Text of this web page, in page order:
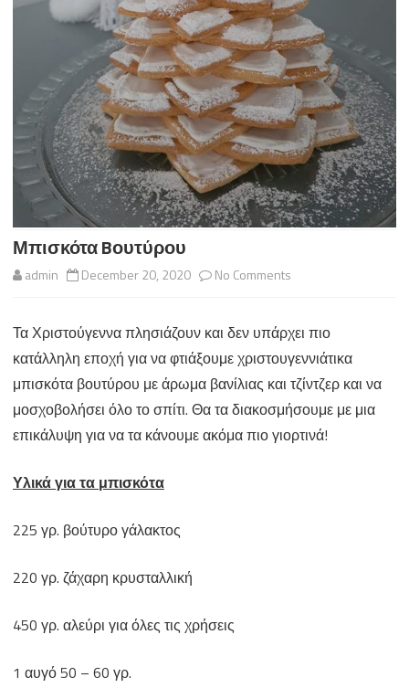
Μπισκότα Bουτύρου
admin December 20, 2020 No Comments
Bουτύρου
Τα Χριστούγεννα πλησιάζουν και δεν υπάρχει πιο
κατάλληλη εποχή για να φτιάξουμε χριστουγεννιάτικα
μπισκότα βουτύρου με άρωμα βανίλιας και τζίντζερ και να
μοσχοβολήσει όλο το σπίτι. Θα τα διακοσμήσουμε με μια
επικάλυψη για να τα κάνουμε ακόμα πιο γιορτινά!
Υλικά για τα μπισκότα
225 γρ. βούτυρο γάλακτος
220 γρ. ζάχαρη κρυσταλλική
450 γρ. αλεύρι για όλες τις χρήσεις
1 αυγό 50 – 60 γρ.